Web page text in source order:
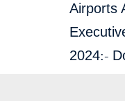
Airports
2024:-